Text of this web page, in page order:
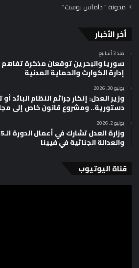
مدونة " داماس بوست"
أخر الأخبار
منذ 3 أسابيع
سوريا والبحرين توقعان مذكرة تفاهم
إدارة الكوارث والحماية المدنية
يونيو 30, 2026
وزير العدل: إنكار جرائم النظام البائد
دستورية.. ومشروع قانون خاص إلى
يونيو 2, 2026
والعدالة الجنائية في فيينا
قناة اليوتيوب